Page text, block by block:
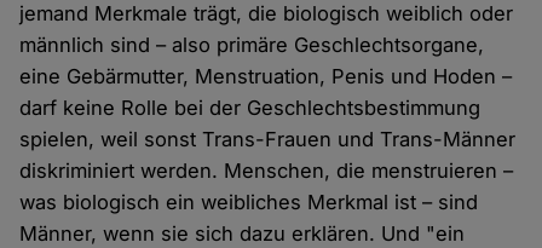
jemand Merkmale trägt, die biologisch weiblich oder
männlich sind – also primäre Geschlechtsorgane,
eine Gebärmutter, Menstruation, Penis und Hoden –
darf keine Rolle bei der Geschlechtsbestimmung
spielen, weil sonst Trans-Frauen und Trans-Männer
diskriminiert werden. Menschen, die menstruieren –
was biologisch ein weibliches Merkmal ist – sind
Männer, wenn sie sich dazu erklären. Und "ein